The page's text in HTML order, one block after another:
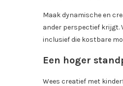
Maak dynamische en
ander perspectief krijgt.
inclusief die kostbare
Een hoger
Wees creatief met